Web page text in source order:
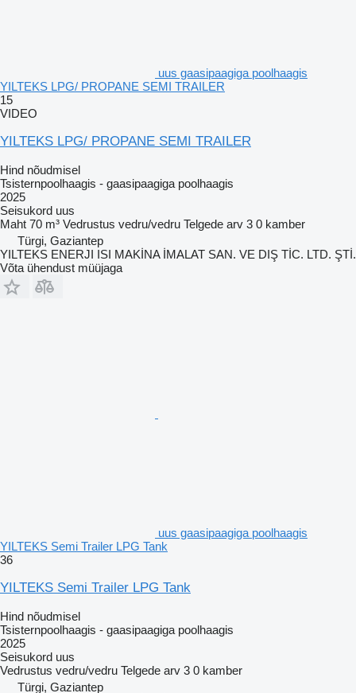
uus gaasipaagiga poolhaagis
YILTEKS LPG/ PROPANE SEMI TRAILER
15
VIDEO
YILTEKS LPG/ PROPANE SEMI TRAILER
Hind nõudmisel
Tsisternpoolhaagis - gaasipaagiga poolhaagis
2025
Seisukord uus
Maht 70 m³ Vedrustus vedru/vedru Telgede arv 3 0 kamber
Türgi, Gaziantep
YILTEKS ENERJI ISI MAKİNA İMALAT SAN. VE DIŞ TİC. LTD. ŞTİ.
Võta ühendust müüjaga
uus gaasipaagiga poolhaagis
YILTEKS Semi Trailer LPG Tank
36
YILTEKS Semi Trailer LPG Tank
Hind nõudmisel
Tsisternpoolhaagis - gaasipaagiga poolhaagis
2025
Seisukord uus
Vedrustus vedru/vedru Telgede arv 3 0 kamber
Türgi, Gaziantep